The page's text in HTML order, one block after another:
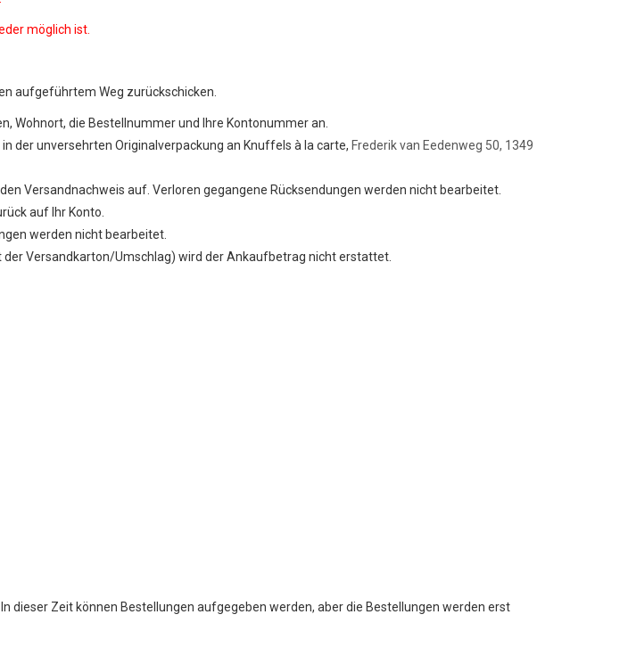
möglich ist.
aufgeführtem Weg zurückschicken.
Wohnort, die Bestellnummer und Ihre Kontonummer an.
der unversehrten Originalverpackung an Knuffels à la carte, Frederik van Eedenweg 50, 1349
Versandnachweis auf. Verloren gegangene Rücksendungen werden nicht bearbeitet.
auf Ihr Konto.
werden nicht bearbeitet.
Versandkarton/Umschlag) wird der Ankaufbetrag nicht erstattet.
dieser Zeit können Bestellungen aufgegeben werden, aber die Bestellungen werden erst